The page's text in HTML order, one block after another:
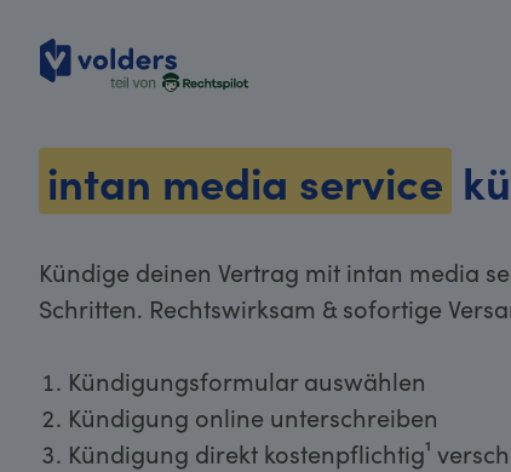
intan media service
Kündige deinen Vertrag mit intan media
Schritten. Rechtswirksam & sofortige
Kündigungsformular auswählen
Kündigung online unterschreiben
Kündigung direkt kostenpflichtig¹